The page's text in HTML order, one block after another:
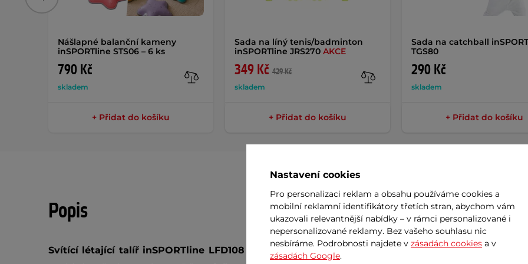
Nášlapné balanční kameny
inSPORTline STS06 – 6 ks
790 Kč
skladem
+ Přidat do košíku
Sada na líný tenis/badminton
inSPORTline JRS270 AKCE
349 Kč 429 Kč
skladem
+ Přidat do košíku
Sada na catchball
TGS80
290 Kč
skladem
+ Přidat do košíku
Popis
Svítící létající talíř inSPORTline LFD108 promění každé házení za šera či ve tmě v
Nastavení cookies
Pro personalizaci reklam a obsahu používáme cookies a
mobilní reklamní identifikátory třetích stran, abychom vám
ukazovali relevantnější nabídky – v rámci personalizované i
nepersonalizované reklamy. Bez vašeho souhlasu nic
nesbíráme. Podrobnosti najdete v zásadách cookies a v
zásadách Google.